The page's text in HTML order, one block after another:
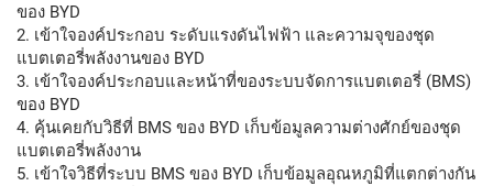
ของ BYD
2. เข้าใจองค์ประกอบ ระดับแรงดันไฟฟ้า และความจุของชุด
แบตเตอรี่พลังงานของ BYD
3. เข้าใจองค์ประกอบและหน้าที่ของระบบจัดการแบตเตอรี่ (BMS)
ของ BYD
4. คุ้นเคยกับวิธีที่ BMS ของ BYD เก็บข้อมูลความต่างศักย์ของชุด
แบตเตอรี่พลังงาน
5. เข้าใจวิธีที่ระบบ BMS ของ BYD เก็บข้อมูลอุณหภูมิที่แตกต่างกัน